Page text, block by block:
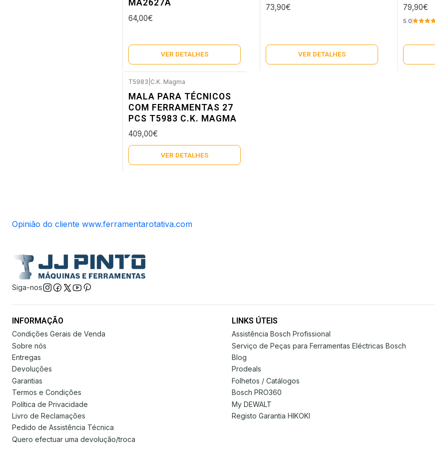
MA2627A
64,00€
VER DETALHES
73,90€
VER DETALHES
79,90€
5.0
T5983 C.K. Magma
MALA PARA TÉCNICOS
COM FERRAMENTAS 27
PCS T5983 C.K. MAGMA
409,00€
VER DETALHES
Opinião do cliente www.ferramentarotativa.com
Siga-nos
INFORMAÇÃO
Condições Gerais de Venda
Sobre nós
Entregas
Devoluções
Garantias
Termos e Condições
Política de Privacidade
Livro de Reclamações
Pedido de Assistência Técnica
Quero efectuar uma devolução/troca
LINKS ÚTEIS
Assistência Bosch Profissional
Serviço de Peças para Ferramentas Eléctricas Bosch
Blog
Prodeals
Folhetos / Catálogos
Bosch PRO360
My DEWALT
Registo Garantia HIKOKI